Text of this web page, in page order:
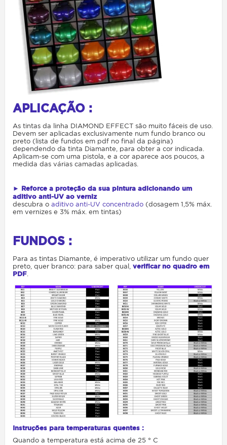
APLICAÇÃO :
As tintas da linha DIAMOND EFFECT são muito fáceis de uso.
Devem ser aplicadas exclusivamente num fundo branco ou
preto (lista de fundos em pdf no final da página)
dependendo da tinta Diamante, para obter a cor indicada.
Aplicam-se com uma pistola, e a cor aparece aos poucos, a
medida das várias camadas aplicadas.
► Reforce a proteção da sua pintura adicionando um
aditivo anti-UV ao verniz
descubra o aditivo anti-UV concentrado (dosagem 1,5% máx.
em vernizes e 3% máx. em tintas)
FUNDOS :
Para as tintas Diamante, é imperativo utilizar um fundo quer
preto, quer branco: para saber qual, verificar no quadro em
PDF
Instruções para temperaturas quentes :
Quando a temperatura está acima de 25 ° C